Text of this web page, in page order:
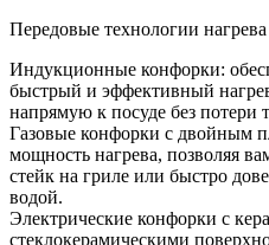
Передовые технологии нагрева
Индукционные конфорки:
быстрый и эффективный
напрямую к посуде без потери
Газовые конфорки с двойным
мощность нагрева, позволяя
стейк на гриле или быстро
водой.
Электрические конфорки с
стеклокерамическими